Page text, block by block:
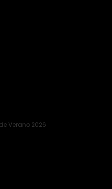
Verano 2026